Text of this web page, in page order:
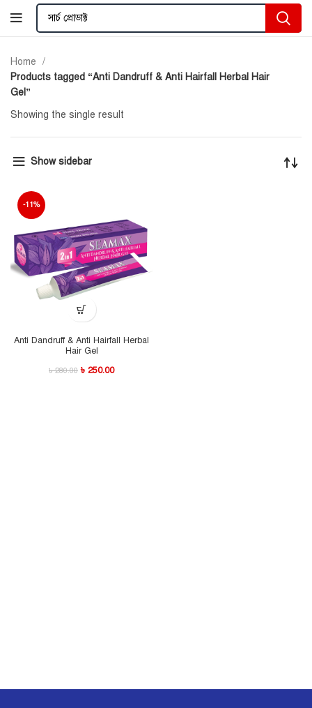
Home
Products tagged “Anti Dandruff & Anti Hairfall Herbal Hair
Gel”
Showing the single result
Show sidebar
-11%
Anti Dandruff & Anti Hairfall Herbal
Hair Gel
৳280.00 ৳ 250.00